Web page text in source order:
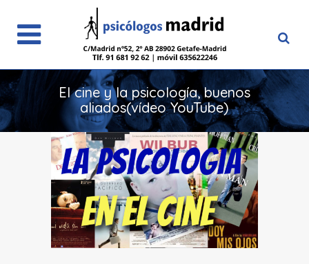
El cine y la psicología, buenos
aliados(vídeo YouTube)